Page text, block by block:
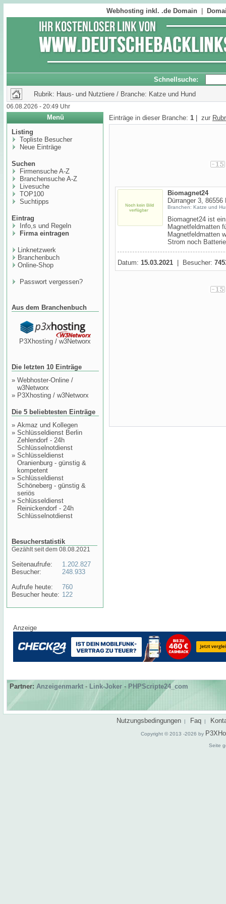
Webhosting inkl. .de Domain
Schnellsuche:
Rubrik: Haus- und Nutztiere / Branche: Katze und Hund
06.08.2026 - 20:49 Uhr
Menü
Listing
Topliste Besucher
Neue Einträge
Suchen
Firmensuche A-Z
Branchensuche A-Z
Livesuche
TOP100
Suchtipps
Eintrag
Info,s und Regeln
Firma eintragen
Linknetzwerk
Branchenbuch
Online-Shop
Passwort vergessen?
Aus dem Branchenbuch
P3Xhosting / w3Networx
Die letzten 10 Einträge
» Webhoster-Online /
w3Networx
» P3Xhosting / w3Networx
Die 5 beliebtesten Einträge
» Akmaz und Kollegen
» Schlüsseldienst Berlin
Zehlendorf - 24h
Schlüsselnotdienst
» Schlüsseldienst
Oranienburg - günstig &
kompetent
» Schlüsseldienst
Schöneberg - günstig &
seriös
» Schlüsseldienst
Reinickendorf - 24h
Schlüsselnotdienst
Besucherstatistik
Gezählt seit dem 08.08.2021
Seitenaufrufe:
Besucher:
Aufrufe heute:
Besucher heute:
1.202.827
248.933
760
122
Einträge in dieser Branche: 1 | zur
Biomagnet24
Dürranger 3, 86556
Branchen: Katze und
Biomagnet24 ist
Magnetfeldmatten
Magnetfeldmatten
Strom noch
Datum: 15.03.2021 | Besucher:
Anzeige
Partner: Anzeigenmarkt - Link-Joker - PHPScripte24_com
Nutzungsbedingungen | Faq |
Copyright © 2013 -2026 by
Seite